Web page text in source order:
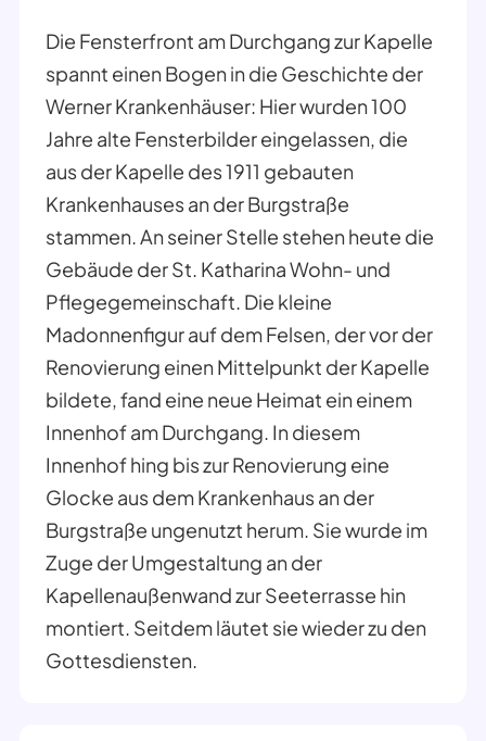
Die Fensterfront am Durchgang zur Kapelle
spannt einen Bogen in die Geschichte der
Werner Krankenhäuser: Hier wurden 100
Jahre alte Fensterbilder eingelassen, die
aus der Kapelle des 1911 gebauten
Krankenhauses an der Burgstraße
stammen. An seiner Stelle stehen heute die
Gebäude der St. Katharina Wohn- und
Pflegegemeinschaft. Die kleine
Madonnenfigur auf dem Felsen, der vor der
Renovierung einen Mittelpunkt der Kapelle
bildete, fand eine neue Heimat ein einem
Innenhof am Durchgang. In diesem
Innenhof hing bis zur Renovierung eine
Glocke aus dem Krankenhaus an der
Burgstraße ungenutzt herum. Sie wurde im
Zuge der Umgestaltung an der
Kapellenaußenwand zur Seeterrasse hin
montiert. Seitdem läutet sie wieder zu den
Gottesdiensten.